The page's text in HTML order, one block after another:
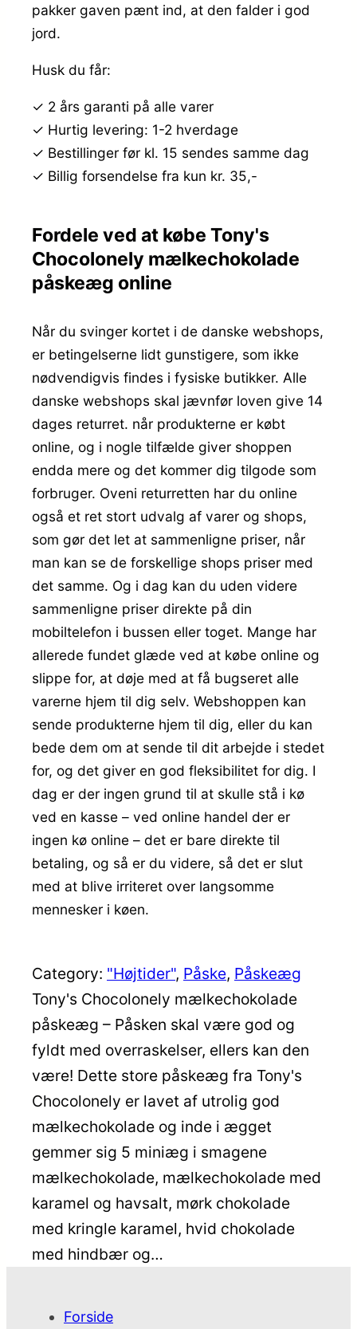
pakker gaven pænt ind, at den falder i god
jord.
Husk du får:
✓ 2 års garanti på alle varer
✓ Hurtig levering: 1-2 hverdage
✓ Bestillinger før kl. 15 sendes samme dag
✓ Billig forsendelse fra kun kr. 35,-
Fordele ved at købe Tony's
Chocolonely mælkechokolade
påskeæg online
Når du svinger kortet i de danske webshops,
er betingelserne lidt gunstigere, som ikke
nødvendigvis findes i fysiske butikker. Alle
danske webshops skal jævnfør loven give 14
dages returret. når produkterne er købt
online, og i nogle tilfælde giver shoppen
endda mere og det kommer dig tilgode som
forbruger. Oveni returretten har du online
også et ret stort udvalg af varer og shops,
som gør det let at sammenligne priser, når
man kan se de forskellige shops priser med
det samme. Og i dag kan du uden videre
sammenligne priser direkte på din
mobiltelefon i bussen eller toget. Mange har
allerede fundet glæde ved at købe online og
slippe for, at døje med at få bugseret alle
varerne hjem til dig selv. Webshoppen kan
sende produkterne hjem til dig, eller du kan
bede dem om at sende til dit arbejde i stedet
for, og det giver en god fleksibilitet for dig. I
dag er der ingen grund til at skulle stå i kø
ved en kasse – ved online handel der er
ingen kø online – det er bare direkte til
betaling, og så er du videre, så det er slut
med at blive irriteret over langsomme
mennesker i køen.
Category: "Højtider", Påske, Påskeæg
Tony's Chocolonely mælkechokolade
påskeæg – Påsken skal være god og
fyldt med overraskelser, ellers kan den
være! Dette store påskeæg fra Tony's
Chocolonely er lavet af utrolig god
mælkechokolade og inde i ægget
gemmer sig 5 miniæg i smagene
mælkechokolade, mælkechokolade med
karamel og havsalt, mørk chokolade
med kringle karamel, hvid chokolade
med hindbær og…
Forside